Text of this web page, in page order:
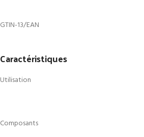
GTIN-13/EAN
Caractéristiques
Utilisation
Composants